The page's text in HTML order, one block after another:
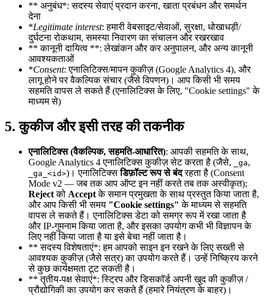
** अनुबंध*: सदस्य सेवाएं प्रदान करना, खाता प्रबंधन और समर्थन
देना
*Legitimate interest: हमारी वेबसाइट/सेवाओं, सुरक्षा, धोखाधड़ी/
दुर्घटना रोकथाम, समस्या निवारण का संचालन और रखरखाव
** कानूनी दायित्व **: लेखांकन और कर अनुपालन, और अन्य कानूनी
आवश्यकताओं
*Consent: एनालिटिक्स/मापन कुकीज़ (Google Analytics 4), और
लागू होने पर वैकल्पिक संचार (जैसे विपणन)। आप किसी भी समय
सहमति वापस ले सकते हैं (एनालिटिक्स के लिए, "Cookie settings" के
माध्यम से)
5. कुकीज और इसी तरह की तकनीक
एनालिटिक्स (वैकल्पिक, सहमति-आधारित): आपकी सहमति के साथ,
Google Analytics 4 एनालिटिक्स कुकीज़ सेट करता है (जैसे,
_ga,
_ga_<id>)। एनालिटिक्सडिफ़ॉल्ट रूप से बंदरहता है (Consent
Mode v2 — जब तक आप ऑप्ट इन नहीं करते तब तक अस्वीकृत);
Rejectको Acceptके समान प्रमुखता के साथ प्रस्तुत किया जाता है,
और आप किसी भी समय "Cookie settings" के माध्यम से सहमति
वापस ले सकते हैं। एनालिटिक्स डेटा को समग्र रूप में रखा जाता है
और IP-गुमनाम किया जाता है, और इसका उपयोग कभी भी विज्ञापन के
लिए नहीं किया जाता है या इसे बेचा नहीं जाता है।
** सदस्य विशेषताएं*: हम आपको साइन इन रखने के लिए सख्ती से
आवश्यक कुकीज़ (जैसे सत्र) का उपयोग करते हैं। उन्हें निष्क्रिय करने
से कुछ कार्यक्षमता टूट सकती है।
** तृतीय-पक्ष सेवाएं*: स्ट्रिप और डिसकॉर्ड अपनी खुद की कुकीज़ /
प्रौद्योगिकी का उपयोग कर सकते हैं (हमारे नियंत्रण के बाहर)।